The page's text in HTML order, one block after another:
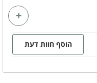
מטבחון מאובזרהוסף חוות דעת